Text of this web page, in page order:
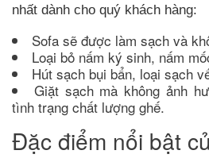
nhất dành cho quý khách hàng:
Sofa sẽ được làm sạch và
Loại bỏ nấm ký sinh, nấm
Hút sạch bụi bẩn, loại sạch
Giặt sạch mà không ảnh
tình trạng chất lượng ghế.
Đặc điểm nổi bật